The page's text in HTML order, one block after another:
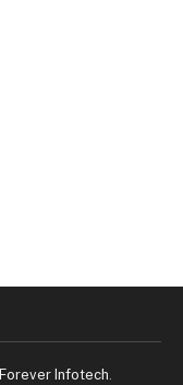
Forever Infotech.